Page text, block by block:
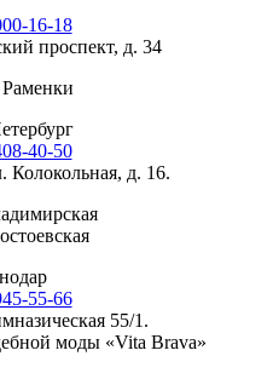
16-18
проспект, д. 34
40-50
Колокольная, д. 16.
55-66
55/1.
моды «Vita Brava»